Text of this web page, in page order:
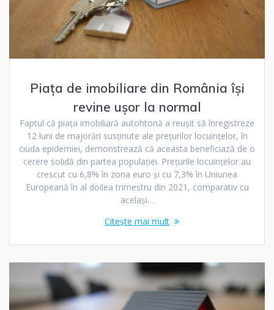
Piața de imobiliare din România își
revine ușor la normal
Faptul că piața imobiliară autohtonă a reușit să înregistreze
12 luni de majorări susținute ale prețurilor locuințelor, în
ciuda epidemiei, demonstrează că aceasta beneficiază de o
cerere solidă din partea populației. Prețurile locuințelor au
crescut cu 6,8% în zona euro și cu 7,3% în Uniunea
Europeană în al doilea trimestru din 2021, comparativ cu
același…
Citește mai mult